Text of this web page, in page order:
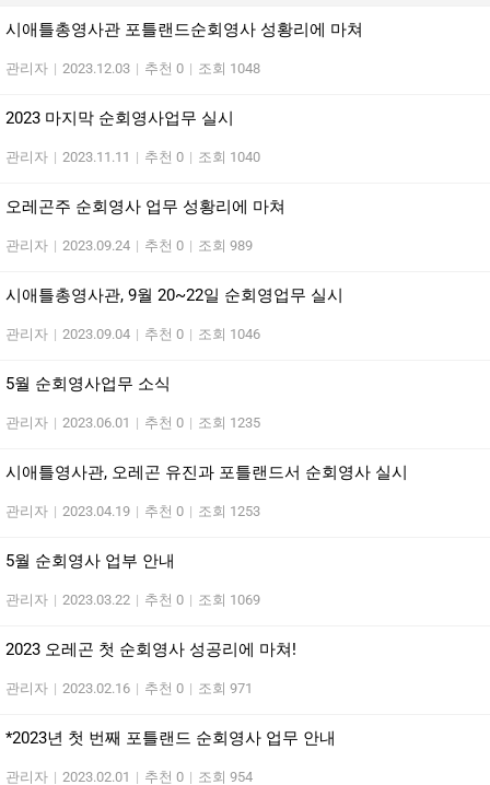
시애틀총영사관 포틀랜드순회영사 성황리에 마쳐
관리자 | 2023.12.03 | 추천 0 | 조회 1048
2023 마지막 순회영사업무 실시
관리자 | 2023.11.11 | 추천 0 | 조회 1040
오레곤주 순회영사 업무 성황리에 마쳐
관리자 | 2023.09.24 | 추천 0 | 조회 989
시애틀총영사관, 9월 20~22일 순회영업무 실시
관리자 | 2023.09.04 | 추천 0 | 조회 1046
5월 순회영사업무 소식
관리자 | 2023.06.01 | 추천 0 | 조회 1235
시애틀영사관, 오레곤 유진과 포틀랜드서 순회영사 실시
관리자 | 2023.04.19 | 추천 0 | 조회 1253
5월 순회영사 업부 안내
관리자 | 2023.03.22 | 추천 0 | 조회 1069
2023 오레곤 첫 순회영사 성공리에 마쳐!
관리자 | 2023.02.16 | 추천 0 | 조회 971
*2023년 첫 번째 포틀랜드 순회영사 업무 안내
관리자 | 2023.02.01 | 추천 0 | 조회 954